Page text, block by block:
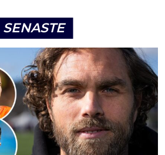
SENASTE